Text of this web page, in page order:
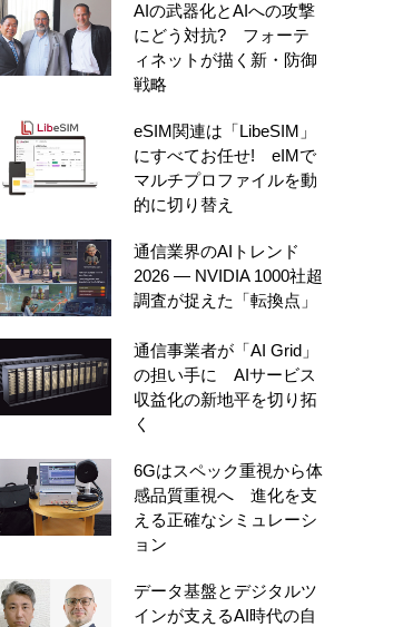
AIの武器化とAIへの攻撃
にどう対抗? フォーテ
ィネットが描く新・防御
戦略
eSIM関連は「LibeSIM」
にすべてお任せ! eIMで
マルチプロファイルを動
的に切り替え
通信業界のAIトレンド
2026 ― NVIDIA 1000社超
調査が捉えた「転換点」
通信事業者が「AI Grid」
の担い手に AIサービス
収益化の新地平を切り拓
く
6Gはスペック重視から体
感品質重視へ 進化を支
える正確なシミュレーシ
ョン
データ基盤とデジタルツ
インが支えるAI時代の自